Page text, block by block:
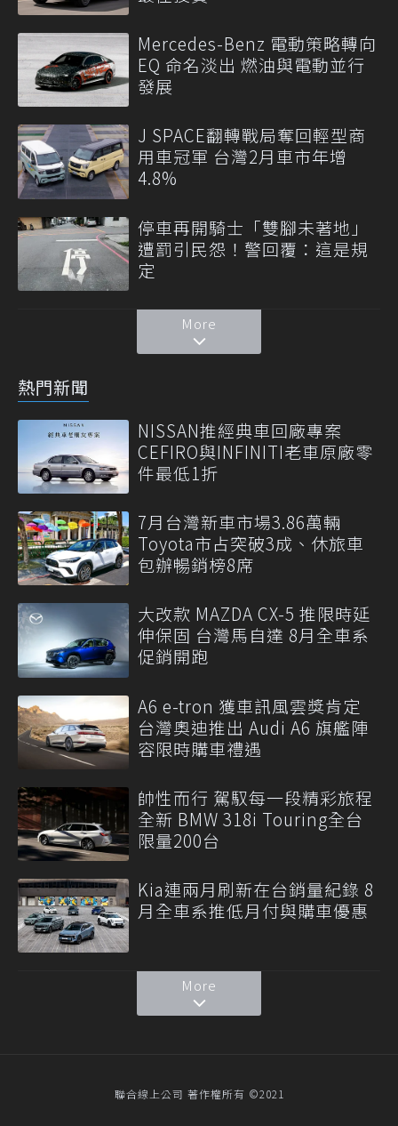
Mercedes-Benz 電動策略轉向
EQ 命名淡出 燃油與電動並行
發展
J SPACE翻轉戰局奪回輕型商
用車冠軍 台灣2月車市年增
4.8%
停車再開騎士「雙腳未著地」
遭罰引民怨！警回覆：這是規
定
More
熱門新聞
NISSAN推經典車回廠專案
CEFIRO與INFINITI老車原廠零
件最低1折
7月台灣新車市場3.86萬輛
Toyota市占突破3成、休旅車
包辦暢銷榜8席
大改款 MAZDA CX-5 推限時延
伸保固 台灣馬自達 8月全車系
促銷開跑
A6 e-tron 獲車訊風雲獎肯定
台灣奧迪推出 Audi A6 旗艦陣
容限時購車禮遇
帥性而行 駕馭每一段精彩旅程
全新 BMW 318i Touring全台
限量200台
Kia連兩月刷新在台銷量紀錄 8
月全車系推低月付與購車優惠
More
聯合線上公司 著作權所有 ©2021